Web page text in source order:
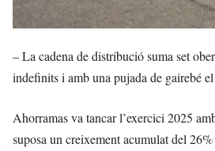
– La cadena de distribució suma set
indefinits i amb una pujada de gairebé
Ahorramas va tancar l’exercici 2025
suposa un creixement acumulat del